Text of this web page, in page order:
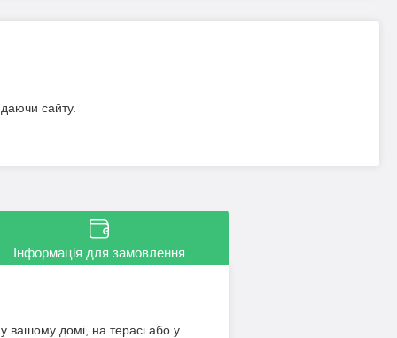
сайту.
Інформація для замовлення
вашому домі, на терасі або у